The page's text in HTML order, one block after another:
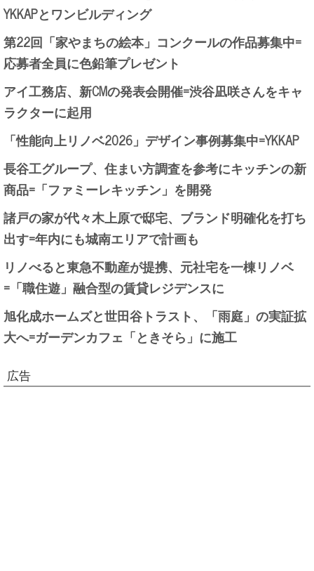
YKKAPとワンビルディング
第22回「家やまちの絵本」コンクールの作品募集中=
応募者全員に色鉛筆プレゼント
アイ工務店、新CMの発表会開催=渋谷凪咲さんをキャ
ラクターに起用
「性能向上リノベ2026」デザイン事例募集中=YKKAP
長谷工グループ、住まい方調査を参考にキッチンの新
商品=「ファミーレキッチン」を開発
諸戸の家が代々木上原で邸宅、ブランド明確化を打ち
出す=年内にも城南エリアで計画も
リノべると東急不動産が提携、元社宅を一棟リノベ
=「職住遊」融合型の賃貸レジデンスに
旭化成ホームズと世田谷トラスト、「雨庭」の実証拡
大へ=ガーデンカフェ「ときそら」に施工
広告